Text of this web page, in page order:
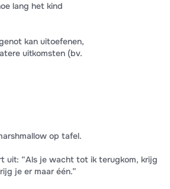
lang het kind
kan uitoefenen,
uitkomsten (bv.
op tafel.
uit: “Als je wacht tot ik terugkom, krijg
je er maar één.”